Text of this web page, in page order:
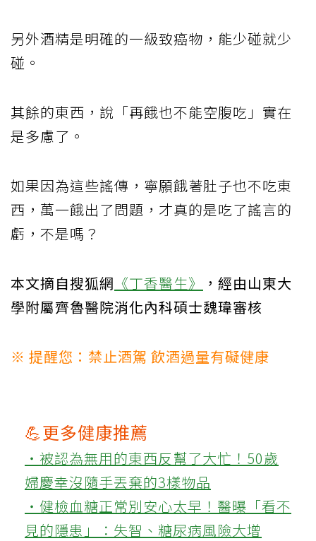
另外酒精是明確的一級致癌物，能少碰就少
碰。
其餘的東西，說「再餓也不能空腹吃」實在
是多慮了。
如果因為這些謠傳，寧願餓著肚子也不吃東
西，萬一餓出了問題，才真的是吃了謠言的
虧，不是嗎？
本文摘自搜狐網 《丁香醫生》
，經由山東大
學附屬齊魯醫院消化內科碩士魏瑋審核
※ 提醒您：禁止酒駕 飲酒過量有礙健康
💪更多健康推薦
‧被認為無用的東西反幫了大忙！50歲
婦慶幸沒隨手丟棄的3樣物品
‧健檢血糖正常別安心太早！醫曝「看不
見的隱患」：失智、糖尿病風險大增